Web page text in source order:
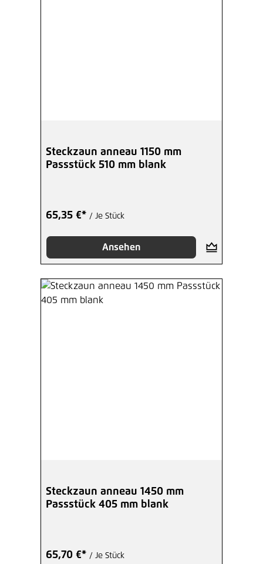
Steckzaun anneau 1150 mm
Passstück 510 mm blank
65,35 €* / Je Stück
Ansehen
Steckzaun anneau 1450 mm
Passstück 405 mm blank
65,70 €* / Je Stück